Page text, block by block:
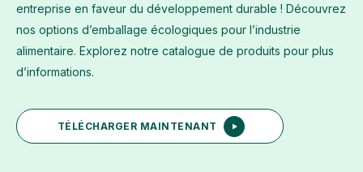
entreprise en faveur du développement durable ! Découvrez
nos options d’emballage écologiques pour l’industrie
alimentaire. Explorez notre catalogue de produits pour plus
d’informations.
TÉLÉCHARGER MAINTENANT